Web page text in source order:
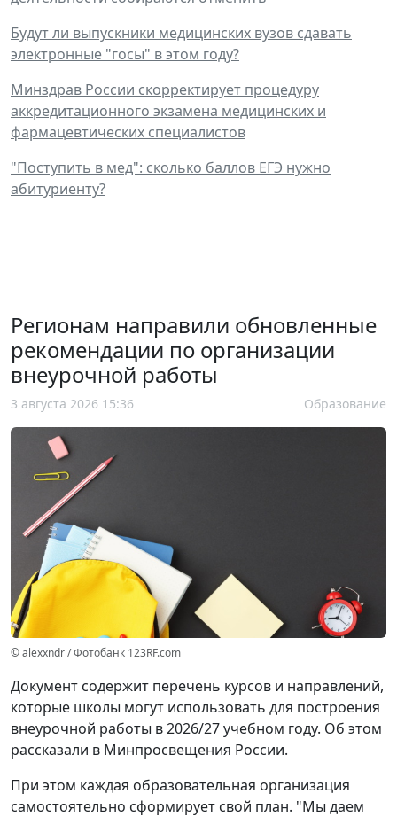
Будут ли выпускники медицинских вузов сдавать
электронные "госы" в этом году?
Минздрав России скорректирует процедуру
аккредитационного экзамена медицинских и
фармацевтических специалистов
"Поступить в мед": сколько баллов ЕГЭ нужно
абитуриенту?
Регионам направили обновленные
рекомендации по организации
внеурочной работы
3 августа 2026 15:36 Образование
© alexxndr / Фотобанк 123RF.com
Документ содержит перечень курсов и направлений,
которые школы могут использовать для построения
внеурочной работы в 2026/27 учебном году. Об этом
рассказали в Минпросвещения России.
При этом каждая образовательная организация
самостоятельно сформирует свой план. "Мы даем